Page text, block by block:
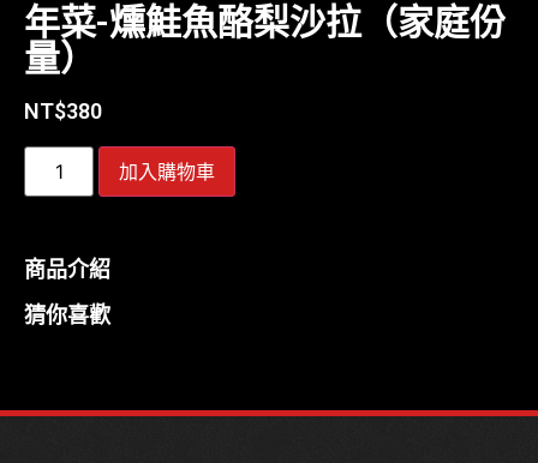
年菜-燻鮭魚酪梨沙拉（家庭份
量）
NT$380
加入購物車
商品介紹
猜你喜歡